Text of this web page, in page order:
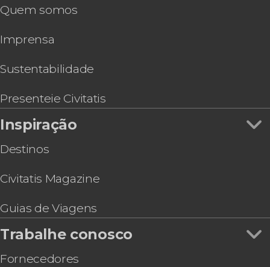
Quem somos
Imprensa
Sustentabilidade
Presenteie Civitatis
Inspiração
Destinos
Civitatis Magazine
Guias de Viagens
Trabalhe conosco
Fornecedores